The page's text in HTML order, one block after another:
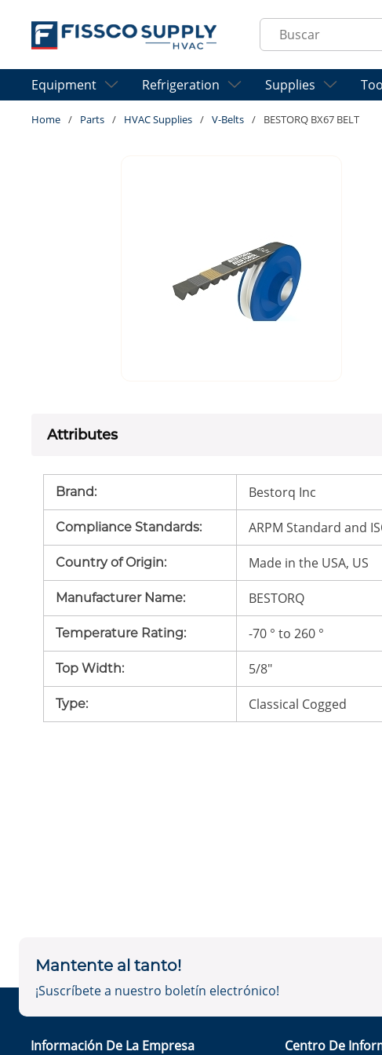
Skip to main content
Site Search
Equipment Refrigeration Supplies
Home / Parts / HVAC Supplies / V-Belts / BESTORQ BX67 BELT
Attributes
Brand: Bestorq Inc
Compliance Standards: ARPM Standard and
Country of Origin: Made in the USA, US
Manufacturer Name: BESTORQ
Temperature Rating: -70 ° to 260 °
Top Width: 5/8"
Type: Classical Cogged
Mantente al tanto!
¡Suscríbete a nuestro boletín electrónico!
Información De La Empresa Centro De